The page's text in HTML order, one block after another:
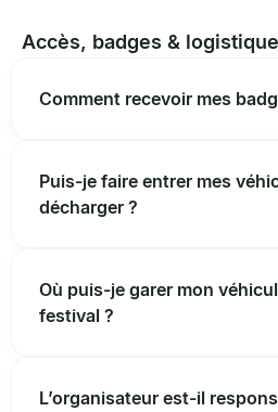
Accès, badges & logistique
Comment recevoir mes
Puis-je faire entrer mes
décharger ?
Où puis-je garer mon
festival ?
L’organisateur est-il